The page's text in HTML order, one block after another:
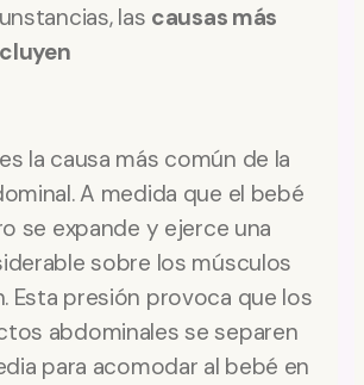
las causas más
la causa más común de la
A medida que el bebé
se expande y ejerce una
sobre los músculos
Esta presión provoca que los
abdominales se separen
para acomodar al bebé en